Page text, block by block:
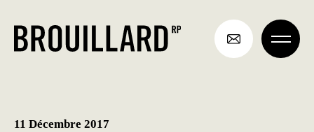
contenu
11 Décembre 2017